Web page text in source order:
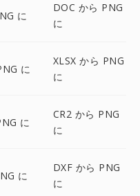
に
DOC から PNG
に
に
XLSX から PNG
に
に
CR2 から PNG
に
に
DXF から PNG
に